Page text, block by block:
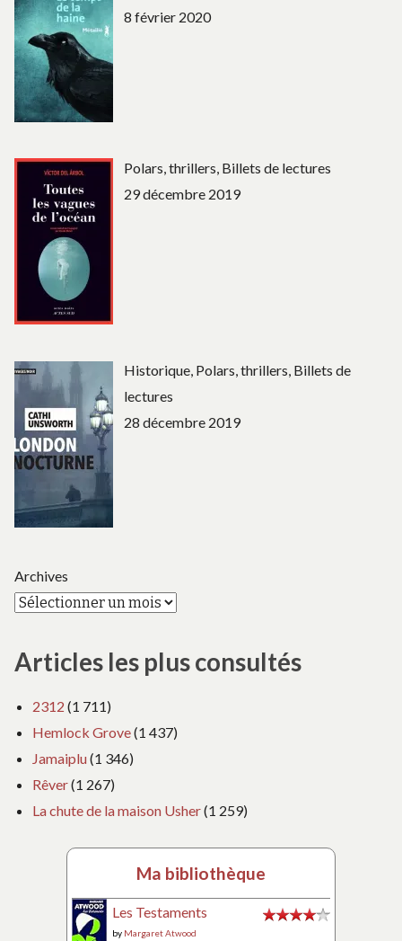
8 février 2020
Polars, thrillers, Billets de lectures
29 décembre 2019
Historique, Polars, thrillers, Billets de
lectures
28 décembre 2019
Archives
Articles les plus consultés
2312 (1 711)
Hemlock Grove(1 437)
Jamaiplu(1 346)
Rêver(1 267)
La chute de la maison Usher(1 259)
Ma bibliothèque
Les Testaments
by Margaret Atwood